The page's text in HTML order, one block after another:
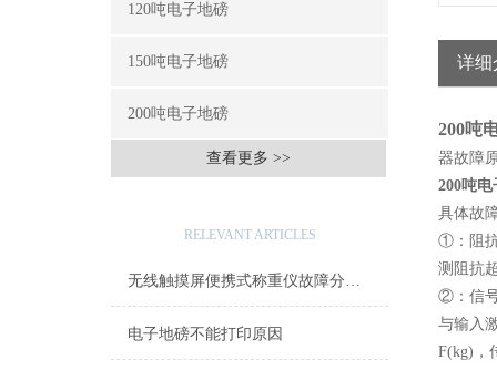
120吨电子地磅
150吨电子地磅
200吨电子地磅
查看更多 >>
RELEVANT ARTICLES
无线触摸屏便携式称重仪故障分析与解决方法
电子地磅不能打印原因
详细
200吨
器故障
200吨
具体故
①：阻
测阻抗
②：信
与输入
F(kg)，